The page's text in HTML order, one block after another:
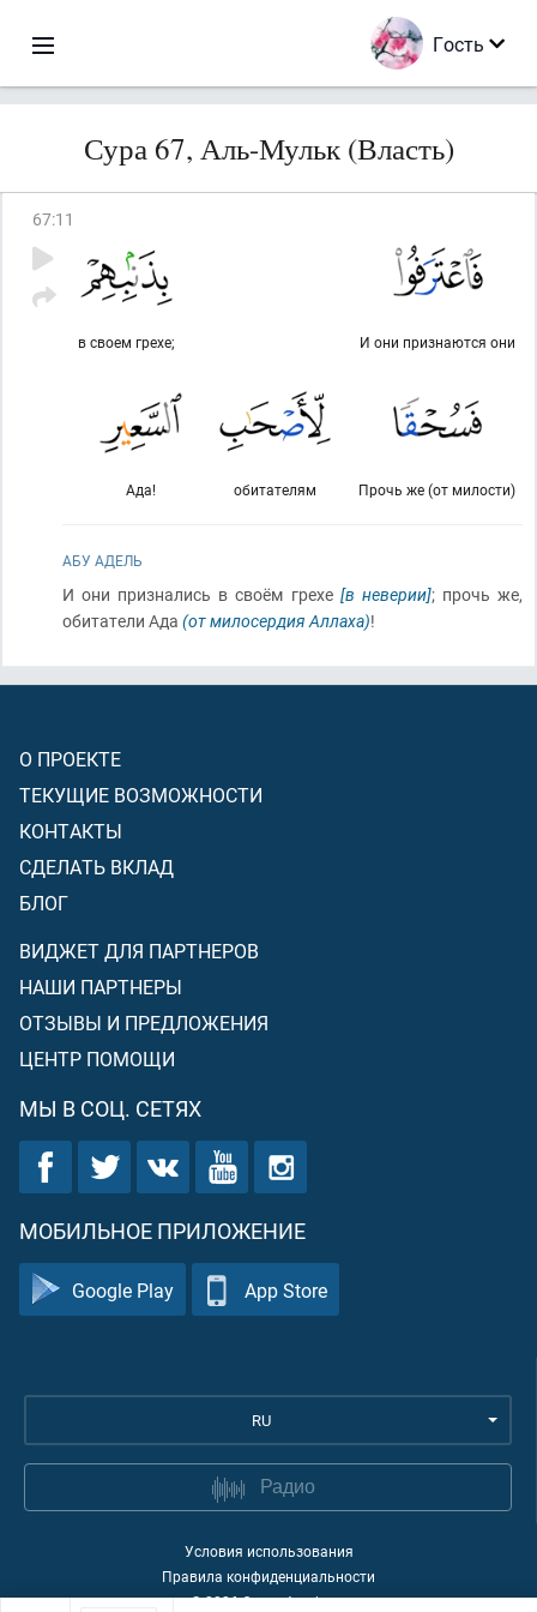
Гость
Сура 67, Аль-Мульк (Власть)
67:11
И они признаются они
в своем грехе;
Прочь же (от милости)
обитателям
Ада!
АБУ АДЕЛЬ
И они признались в своём грехе [в неверии]; прочь же,
обитатели Ада (от милосердия Аллаха)!
О ПРОЕКТЕ
ТЕКУЩИЕ ВОЗМОЖНОСТИ
КОНТАКТЫ
СДЕЛАТЬ ВКЛАД
БЛОГ
ВИДЖЕТ ДЛЯ ПАРТНЕРОВ
НАШИ ПАРТНЕРЫ
ОТЗЫВЫ И ПРЕДЛОЖЕНИЯ
ЦЕНТР ПОМОЩИ
МЫ В СОЦ. СЕТЯХ
МОБИЛЬНОЕ ПРИЛОЖЕНИЕ
Google Play App Store
RU
Радио
Условия использования
Правила конфиденциальности
©2026Quran Academy